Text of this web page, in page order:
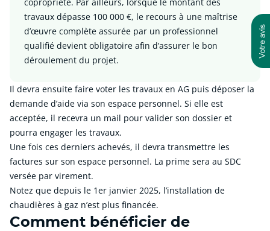
travaux dépasse 100 000 €, le recours à une maîtrise
d’œuvre complète assurée par un professionnel
qualifié devient obligatoire afin d’assurer le bon
déroulement du projet.
Il devra ensuite faire voter les travaux en AG puis déposer la
demande d’aide via son espace personnel. Si elle est
acceptée, il recevra un mail pour valider son dossier et
pourra engager les travaux.
Une fois ces derniers achevés, il devra transmettre les
factures sur son espace personnel. La prime sera au SDC
versée par virement.
Notez que depuis le 1er janvier 2025, l’installation de
chaudières à gaz n’est plus financée.
Comment bénéficier de